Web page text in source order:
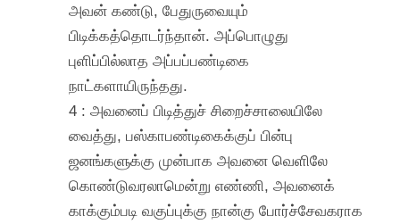
அவன் கண்டு, பேதுருவையும்
பிடிக்கத்தொடர்ந்தான். அப்பொழுது
புளிப்பில்லாத அப்பப்பண்டிகை
நாட்களாயிருந்தது.
4 : அவனைப் பிடித்துச் சிறைச்சாலையிலே
வைத்து, பஸ்காபண்டிகைக்குப் பின்பு
ஜனங்களுக்கு முன்பாக அவனை வெளிலே
கொண்டுவரலாமென்று எண்ணி, அவனைக்
காக்கும்படி வகுப்புக்கு நான்கு போர்ச்சேவகராக